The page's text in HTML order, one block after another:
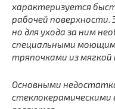
характеризуется
рабочей
но для ухода за ним
специальными
тряпочками из мягкой
Основными